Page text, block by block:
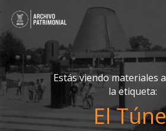
Estás viendo materiales
la etiqueta:
El